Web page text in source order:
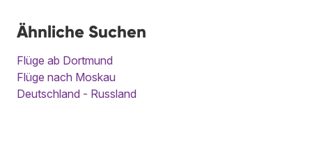
Ähnliche Suchen
Flüge ab Dortmund
Flüge nach Moskau
Deutschland - Russland